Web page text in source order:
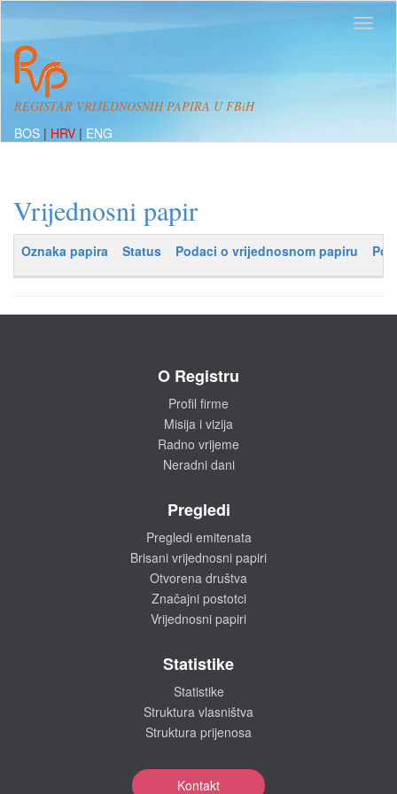
REGISTAR VRIJEDNOSNIH PAPIRA U FBiH
BOS | HRV | ENG
Vrijednosni papir
Oznaka papira Status Podaci o vrijednosnom papiru
O Registru
Profil firme
Misija i vizija
Radno vrijeme
Neradni dani
Pregledi
Pregledi emitenata
Brisani vrijednosni papiri
Otvorena društva
Značajni postotci
Vrijednosni papiri
Statistike
Statistike
Struktura vlasništva
Struktura prijenosa
Kontakt